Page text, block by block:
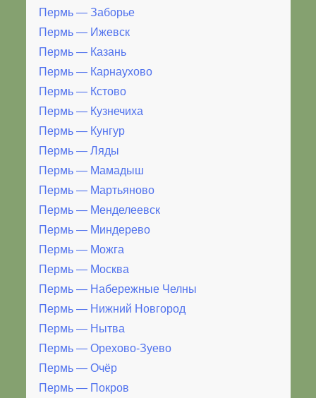
Пермь — Заборье
Пермь — Ижевск
Пермь — Казань
Пермь — Карнаухово
Пермь — Кстово
Пермь — Кузнечиха
Пермь — Кунгур
Пермь — Ляды
Пермь — Мамадыш
Пермь — Мартьяново
Пермь — Менделеевск
Пермь — Миндерево
Пермь — Можга
Пермь — Москва
Пермь — Набережные Челны
Пермь — Нижний Новгород
Пермь — Нытва
Пермь — Орехово-Зуево
Пермь — Очёр
Пермь — Покров